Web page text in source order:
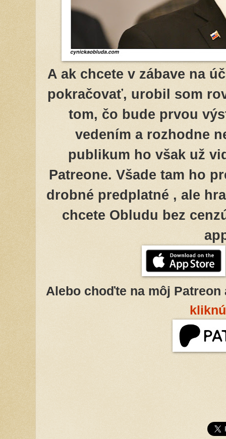
A ak chcete v zábave na
pokračovať, urobil som
tom, čo bude prvou
vedením a rozhodne
publikum ho však už
Patreone. Všade tam ho
drobné predplatné , ale
chcete Obludu bez
Alebo choďte na môj